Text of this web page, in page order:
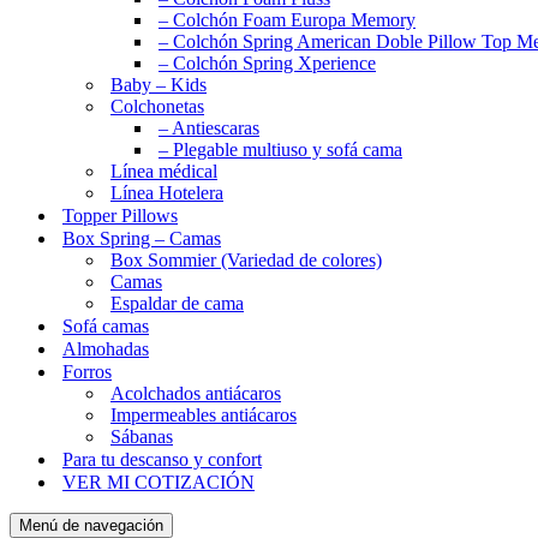
– Colchón Foam Europa Memory
– Colchón Spring American Doble Pillow Top
– Colchón Spring Xperience
Baby – Kids
Colchonetas
– Antiescaras
– Plegable multiuso y sofá cama
Línea médical
Línea Hotelera
Topper Pillows
Box Spring – Camas
Box Sommier (Variedad de colores)
Camas
Espaldar de cama
Sofá camas
Almohadas
Forros
Acolchados antiácaros
Impermeables antiácaros
Sábanas
Para tu descanso y confort
VER MI COTIZACIÓN
Menú de navegación